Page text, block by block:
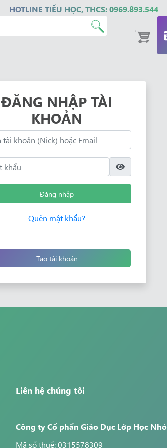
HOTLINE TIỂU HỌC, THCS: 0969.893.544
ĐĂNG NHẬP TÀI
KHOẢN
Đăng nhập
Quên mật khẩu?
Tạo tài khoản
Liên hệ chúng tôi
Công ty Cổ phần Giáo Dục Lớp Học Nhỏ
Mã số thuế: 0315578309